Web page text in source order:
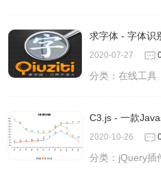
求字体 - 字体识
2020-07-27
分类：在线工具
C3.js - 一款
2020-10-26
分类： jQuery插